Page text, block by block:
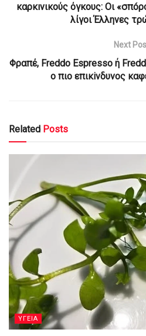
καρκıνικούς όγκους: Οι
λίγοι Έλληνες
Next
Φραπέ, Freddo Espresso ή
ο πιο επικiνδυνος
Related Posts
YΓΕΙΑ